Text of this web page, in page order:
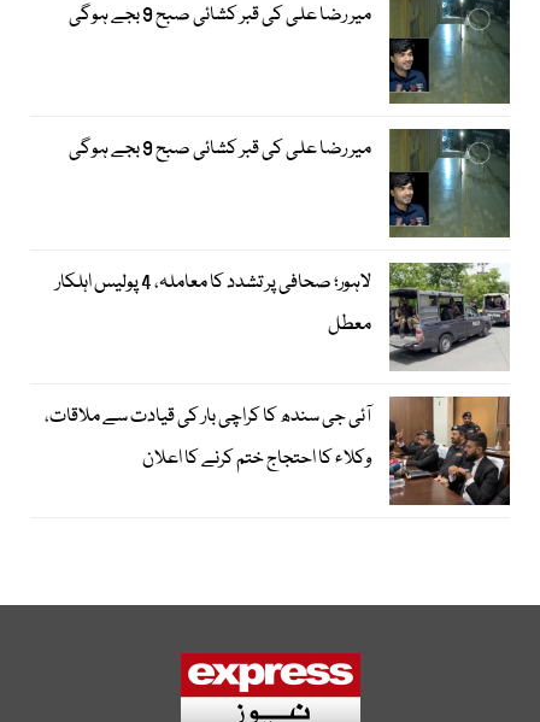
میر رضا علی کی قبر کشائی صبح 9 بجے ہوگی
میر رضا علی کی قبر کشائی صبح 9 بجے ہوگی
لاہور؛ صحافی پر تشدد کا معاملہ، 4 پولیس اہلکار
معطل
آئی جی سندھ کا کراچی بار کی قیادت سے ملاقات،
وکلاء کا احتجاج ختم کرنے کا اعلان